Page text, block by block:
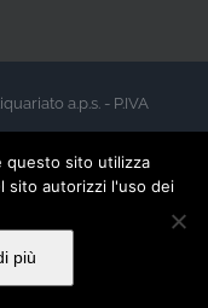
a.p.s. - P.IVA
questo sito utilizza
sito autorizzi l'uso dei
più